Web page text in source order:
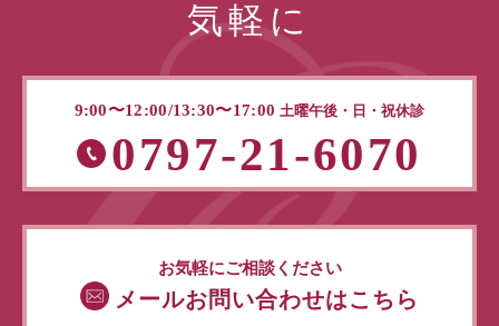
気軽に
9:00〜12:00/13:30〜17:00 土曜午後・日・祝休診
0797-21-6070
お気軽にご相談ください
メールお問い合わせはこちら